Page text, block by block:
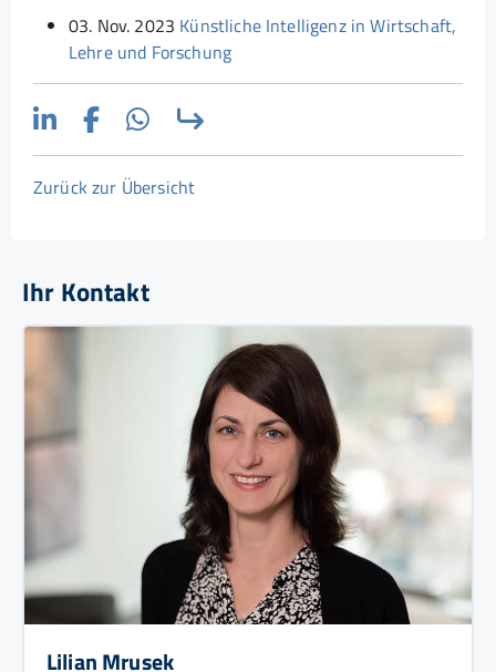
03. Nov. 2023 Künstliche Intelligenz in Wirtschaft,
Lehre und Forschung
Zurück zur Übersicht
Ihr Kontakt
Lilian Mrusek